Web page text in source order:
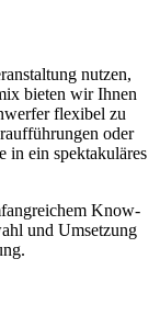
nutzen,
bieten wir Ihnen
flexibel zu
oder
in ein spektakuläres
Know-
und Umsetzung